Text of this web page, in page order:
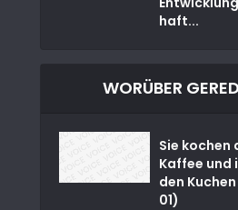
haft...
WORÜBER
Sie kochen
Kaffee und
den
01)